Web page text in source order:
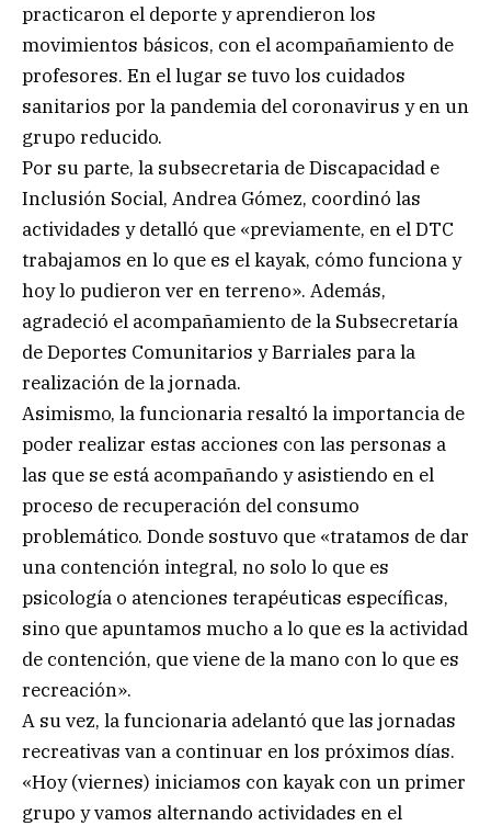
practicaron el deporte y aprendieron los
movimientos básicos, con el acompañamiento de
profesores. En el lugar se tuvo los cuidados
sanitarios por la pandemia del coronavirus y en un
grupo reducido.
Por su parte, la subsecretaria de Discapacidad e
Inclusión Social, Andrea Gómez, coordinó las
actividades y detalló que «previamente, en el DTC
trabajamos en lo que es el kayak, cómo funciona y
hoy lo pudieron ver en terreno». Además,
agradeció el acompañamiento de la Subsecretaría
de Deportes Comunitarios y Barriales para la
realización de la jornada.
Asimismo, la funcionaria resaltó la importancia de
poder realizar estas acciones con las personas a
las que se está acompañando y asistiendo en el
proceso de recuperación del consumo
problemático. Donde sostuvo que «tratamos de dar
una contención integral, no solo lo que es
psicología o atenciones terapéuticas específicas,
sino que apuntamos mucho a lo que es la actividad
de contención, que viene de la mano con lo que es
recreación».
A su vez, la funcionaria adelantó que las jornadas
recreativas van a continuar en los próximos días.
«Hoy (viernes) iniciamos con kayak con un primer
grupo y vamos alternando actividades en el